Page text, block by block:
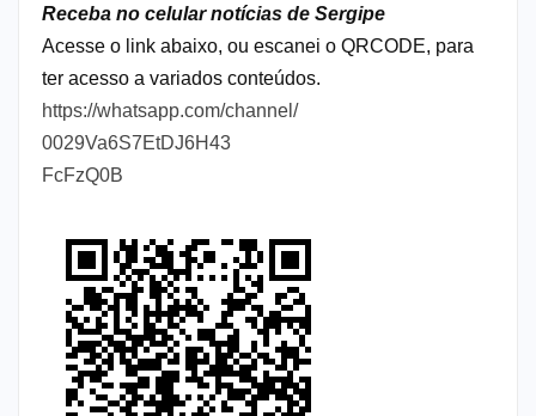
Receba no celular notícias de Sergipe
Acesse o link abaixo, ou escanei o QRCODE, para
ter acesso a variados conteúdos.
https://whatsapp.com/channel/
0029Va6S7EtDJ6H43
FcFzQ0B